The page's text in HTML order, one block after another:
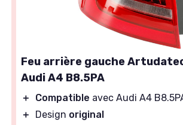
Feu arrière gauche
Audi A4 B8.5PA
＋ Compatible avec Audi A4
＋
Design original